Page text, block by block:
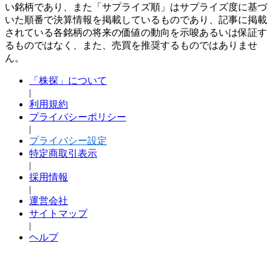
い銘柄であり、また「サプライズ順」はサプライズ度に基づ
いた順番で決算情報を掲載しているものであり、記事に掲載
されている各銘柄の将来の価値の動向を示唆あるいは保証す
るものではなく、また、売買を推奨するものではありませ
ん。
「株探」について
|
利用規約
プライバシーポリシー
|
プライバシー設定
特定商取引表示
|
採用情報
|
運営会社
サイトマップ
|
ヘルプ